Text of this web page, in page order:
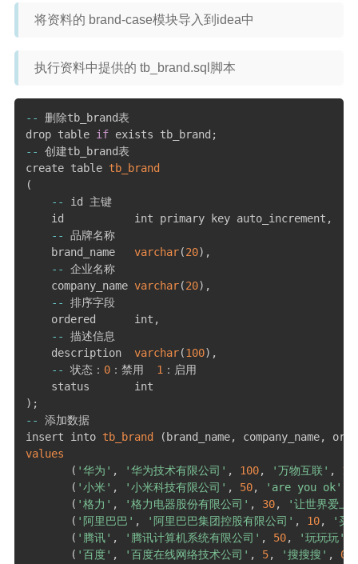
将资料的 brand-case模块导入到idea中
执行资料中提供的 tb_brand.sql脚本
--
删除tb_brand表
drop table if exists tb_brand ;
--
创建tb_brand表
create table tb_brand
(
--
id 主键
    id           int primary key auto_increment
,
--
品牌名称
    brand_name
varchar(20) ,
--
企业名称
    company_name
varchar(20) ,
--
排序字段
    ordered      int
,
--
描述信息
    description
varchar(100) ,
--
状态： 0：禁用 1：启用
) ;
--
添加数据
insert into tb_brand ( brand_name, company_name,
values
( '华为' , '华为技术有限公司' , 100, '万物互联' , 1
( '小米' , '小米科技有限公司' , 50, 'are you ok'
( '格力' , '格力电器股份有限公司' , 30,
'让世界爱上
( '阿里巴巴' , '阿里巴巴集团控股有限公司' , 10,
'买
( '腾讯' , '腾讯计算机系统有限公司' , 50, '玩玩玩'
( '百度' , '百度在线网络技术公司' , 5, '搜搜搜' , 0
城市信息学
归档
标签云
关于
二级页面（移动端）